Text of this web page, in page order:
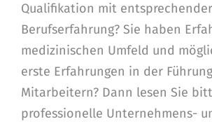
Qualifikation mit entsprechender
Berufserfahrung? Sie haben
medizinischen Umfeld und
erste Erfahrungen in der
Mitarbeitern? Dann lesen Sie
professionelle Unternehmens-